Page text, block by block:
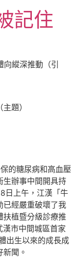
記住
縱深推動（引
題）
的糖尿病和高血壓
生辦事中間開具持
日上午，江漢「牛
已經嚴重破壞了我
扶植暨分級診療推
市中間城區首家
出生以來的成長成
聞。